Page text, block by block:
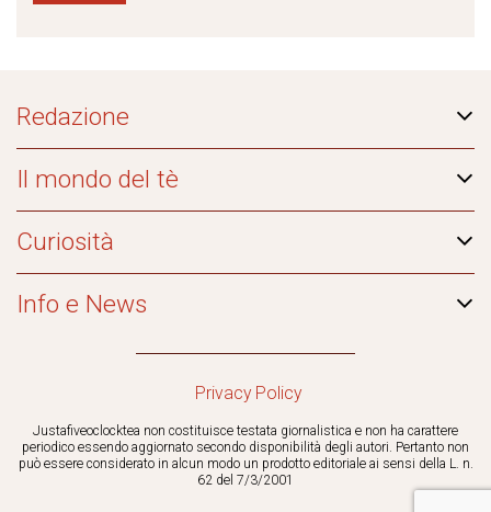
Redazione
Il mondo del tè
Curiosità
Info e News
Privacy Policy
Justafiveoclocktea non costituisce testata giornalistica e non ha carattere
periodico essendo aggiornato secondo disponibilità degli autori. Pertanto non
può essere considerato in alcun modo un prodotto editoriale ai sensi della L. n.
62 del 7/3/2001